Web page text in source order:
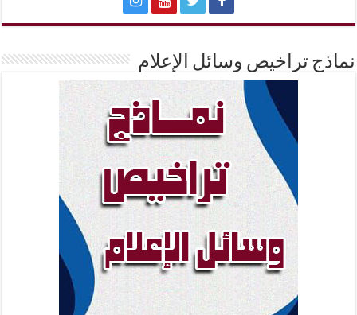
نماذج تراخيص وسائل الإعلام